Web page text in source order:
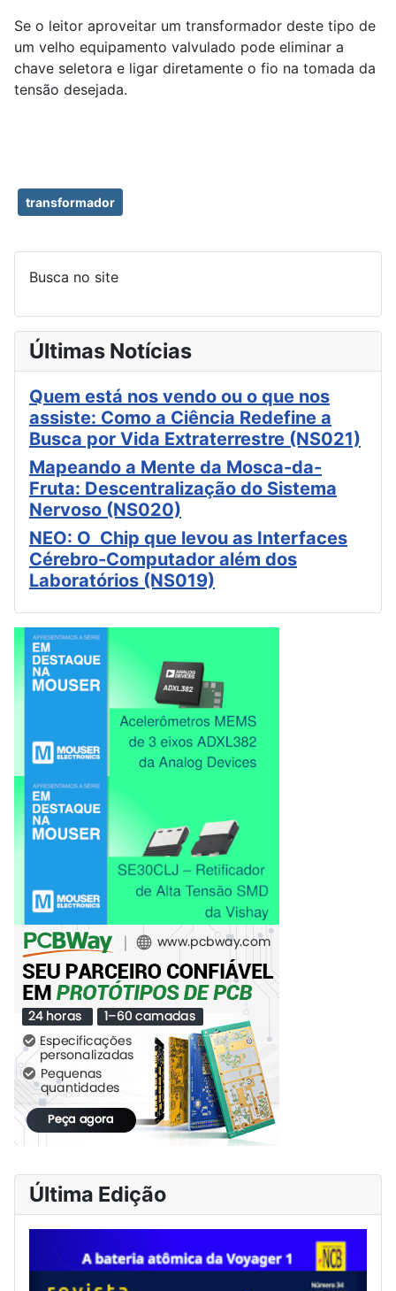
Se o leitor aproveitar um transformador deste tipo de
um velho equipamento valvulado pode eliminar a
chave seletora e ligar diretamente o fio na tomada da
tensão desejada.
transformador
Busca no site
Últimas Notícias
Quem está nos vendo ou o que nos
assiste: Como a Ciência Redefine a
Busca por Vida Extraterrestre (NS021)
Mapeando a Mente da Mosca-da-
Fruta: Descentralização do Sistema
Nervoso (NS020)
NEO: O Chip que levou as Interfaces
Cérebro-Computador além dos
Laboratórios (NS019)
Última Edição